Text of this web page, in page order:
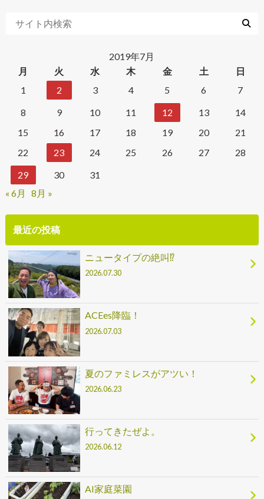
2019年7月
月
火 水 木 金 土
日
1
2 3 4 5 6
7
8
9 10 11 12 13
14
15
16 17 18 19 20
21
22
23 24 25 26 27
28
29
30
31
« 6月
8月 »
最近の投稿
ニュータイプの絶叫⁉
2026.07.30
ACEes降臨！
2026.07.03
夏のファミレスがアツい！
2026.06.23
行ってきたぜよ。
2026.06.12
AI家庭菜園